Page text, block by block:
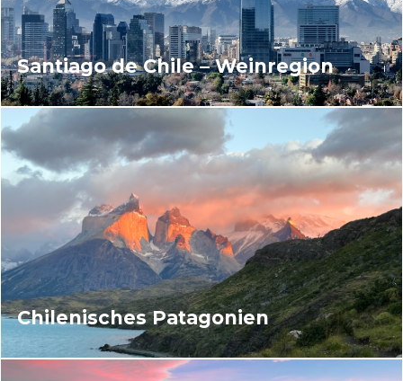
Santiago de Chile – Weinregion
Chilenisches Patagonien